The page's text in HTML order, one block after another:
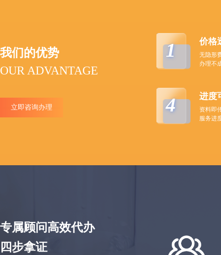
我们的优势
OUR ADVANTAGE
立即咨询办理
1 价格
无隐形
办理不
4 进度
资料即
服务进
专属顾问高效代办
四步拿证